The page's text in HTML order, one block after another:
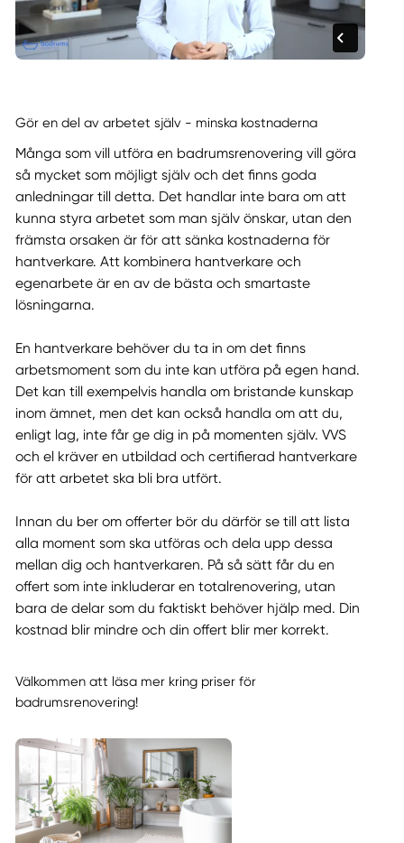
Gör en del av arbetet själv - minska kostnaderna
Många som vill utföra en badrumsrenovering vill göra
så mycket som möjligt själv och det finns goda
anledningar till detta. Det handlar inte bara om att
kunna styra arbetet som man själv önskar, utan den
främsta orsaken är för att sänka kostnaderna för
hantverkare. Att kombinera hantverkare och
egenarbete är en av de bästa och smartaste
lösningarna.
En hantverkare behöver du ta in om det finns
arbetsmoment som du inte kan utföra på egen hand.
Det kan till exempelvis handla om bristande kunskap
inom ämnet, men det kan också handla om att du,
enligt lag, inte får ge dig in på momenten själv. VVS
och el kräver en utbildad och certifierad hantverkare
för att arbetet ska bli bra utfört.
Innan du ber om offerter bör du därför se till att lista
alla moment som ska utföras och dela upp dessa
mellan dig och hantverkaren. På så sätt får du en
offert som inte inkluderar en totalrenovering, utan
bara de delar som du faktiskt behöver hjälp med. Din
kostnad blir mindre och din offert blir mer korrekt.
Välkommen att läsa mer kring priser för
badrumsrenovering!